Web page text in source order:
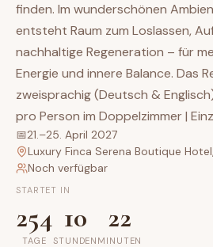
finden. Im wunderschönen
entsteht Raum zum Loslassen,
nachhaltige Regeneration – für
Energie und innere Balance. Das
zweisprachig (Deutsch &
pro Person im Doppelzimmer |
📅21.–25. April 2027
Luxury Finca Serena Boutique
Noch verfügbar
STARTET IN
254
TAGE
10
STUNDEN
22
MINUTEN